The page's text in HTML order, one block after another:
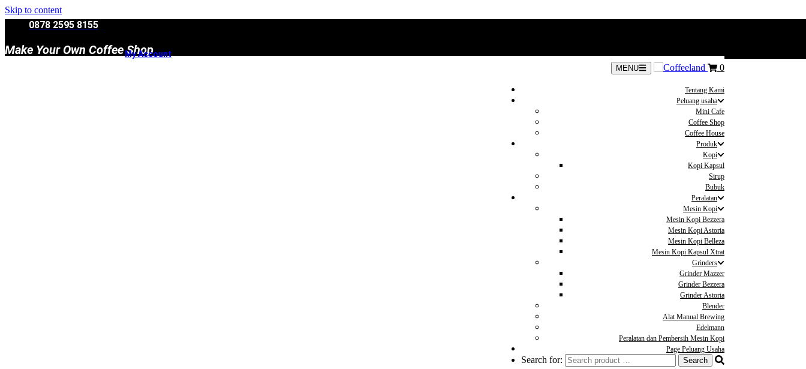
Skip to content
0878 2595 8155
Make Your Own Coffee Shop
My Account
MENU 0
Tentang Kami
Peluang usaha
Mini Cafe
Coffee Shop
Coffee House
Produk
Kopi
Kopi Kapsul
Sirup
Bubuk
Peralatan
Mesin Kopi
Mesin Kopi Bezzera
Mesin Kopi Astoria
Mesin Kopi Belleza
Mesin Kopi Kapsul Xtrat
Grinders
Grinder Mazzer
Grinder Bezzera
Grinder Astoria
Blender
Alat Manual Brewing
Edelmann
Peralatan dan Pembersih Mesin Kopi
Page Peluang Usaha
Search for: